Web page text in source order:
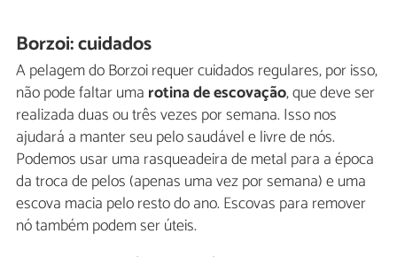
Borzoi: cuidados
A pelagem do Borzoi requer cuidados regulares, por isso,
não pode faltar uma rotina de escovação, que deve ser
realizada duas ou três vezes por semana. Isso nos
ajudará a manter seu pelo saudável e livre de nós.
Podemos usar uma rasqueadeira de metal para a época
da troca de pelos (apenas uma vez por semana) e uma
escova macia pelo resto do ano. Escovas para remover
nó também podem ser úteis.